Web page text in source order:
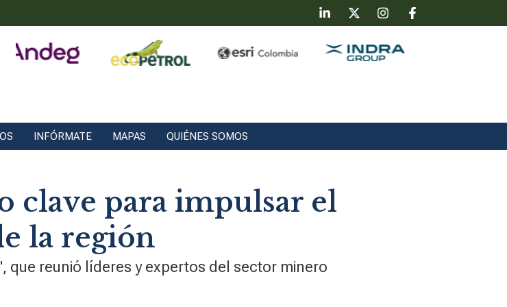
INFÓRMATE MAPAS QUIÉNES SOMOS
clave para impulsar el
la región
que reunió líderes y expertos del sector minero